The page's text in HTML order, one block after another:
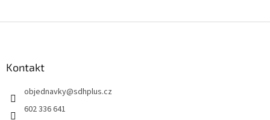
Kontakt
objednavky@sdhplus.cz
602 336 641